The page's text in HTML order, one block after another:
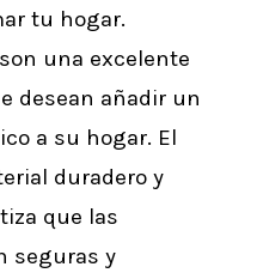
tu hogar.
una excelente
desean añadir un
a su hogar. El
duradero y
que las
seguras y